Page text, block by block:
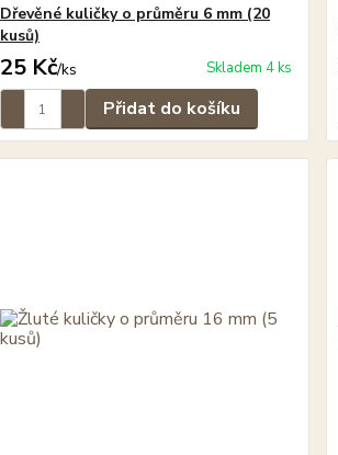
Dřevěné kuličky o průměru 6 mm (20
kusů)
25 Kč/ks Skladem 4 ks
Přidat do košíku